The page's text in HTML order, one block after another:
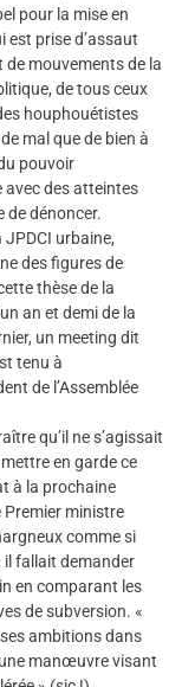
pour la mise en
est prise d’assaut
de mouvements de la
de tous ceux
houphouétistes
mal que de bien à
pouvoir
avec des atteintes
de dénoncer.
urbaine,
des figures de
thèse de la
an et demi de la
un meeting dit
tenu à
de l’Assemblée
qu’il ne s’agissait
en garde ce
à la prochaine
Premier ministre
comme si
il fallait demander
en comparant les
de subversion. «
ambitions dans
manœuvre visant